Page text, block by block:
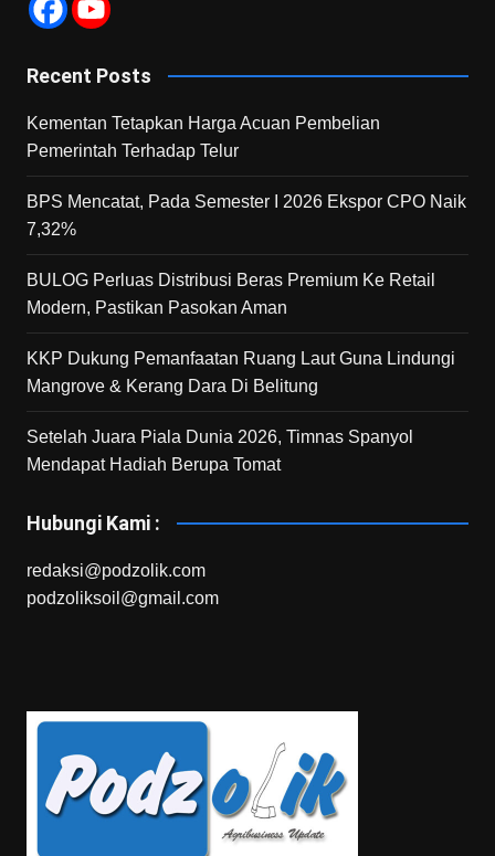
Recent Posts
Kementan Tetapkan Harga Acuan Pembelian
Pemerintah Terhadap Telur
BPS Mencatat, Pada Semester I 2026 Ekspor CPO Naik
7,32%
BULOG Perluas Distribusi Beras Premium Ke Retail
Modern, Pastikan Pasokan Aman
KKP Dukung Pemanfaatan Ruang Laut Guna Lindungi
Mangrove & Kerang Dara Di Belitung
Setelah Juara Piala Dunia 2026, Timnas Spanyol
Mendapat Hadiah Berupa Tomat
Hubungi Kami :
redaksi@podzolik.com
podzoliksoil@gmail.com